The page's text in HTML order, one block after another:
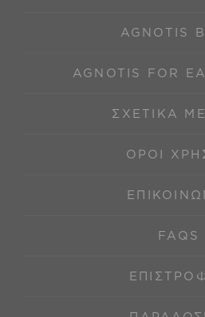
AGNOTIS
AGNOTIS FOR
ΣΧΕΤΙΚΆ
ΌΡΟΙ
FAQS